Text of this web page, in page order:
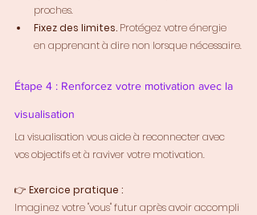
proches.
Fixez des limites. Protégez votre énergie
en apprenant à dire non lorsque nécessaire.
Étape 4 : Renforcez votre motivation avec la
visualisation
La visualisation vous aide à reconnecter avec
vos objectifs et à raviver votre motivation.
👉 Exercice pratique :
Imaginez votre "vous" futur après avoir accompli